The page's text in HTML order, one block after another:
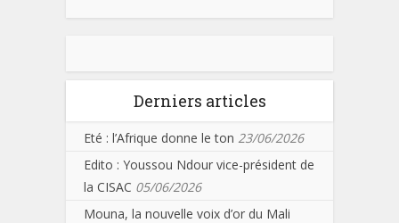
Derniers articles
Eté : l’Afrique donne le ton 23/06/2026
Edito : Youssou Ndour vice-président de
la CISAC 05/06/2026
Mouna, la nouvelle voix d’or du Mali